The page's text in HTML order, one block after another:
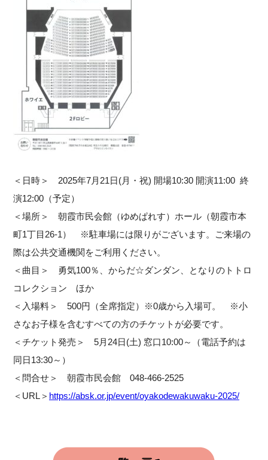
＜日時＞ 2025年7月21日(月・祝) 開場10:30 開演11:00 終
演12:00（予定）
＜場所＞ 朝霞市民会館（ゆめぱれす）ホール（朝霞市本
町1丁目26-1） ※駐車場には限りがございます。ご来場の
際は公共交通機関をご利用ください。
＜曲目＞ 勇気100％、からだ☆ダンダン、となりのトトロ
コレクション ほか
＜入場料＞ 500円（全席指定）※0歳から入場可。 ※小
さなお子様を含むすべての方のチケットが必要です。
＜チケット発売＞ 5月24日(土) 窓口10:00～（電話予約は
同日13:30～）
＜問合せ＞ 朝霞市民会館 048-466-2525
＜URL＞ https://absk.or.jp/event/oyakodewakuwaku-2025/